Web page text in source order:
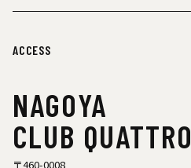
ACCESS
NAGOYA
CLUB QUATTRO
〒460-0008